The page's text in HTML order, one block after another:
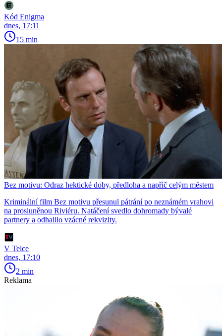
Kód Enigma
dnes, 17:11
15 min
Bez motivu: Odraz hektické doby, předloha a napříč celým městem
Kriminální film Bez motivu přesunul pátrání po neznámém vrahovi
na prosluněnou Riviéru. Natáčení svedlo dohromady bývalé
partnery a odhalilo vzácné rekvizity.
V Telce
dnes, 17:10
2 min
Reklama